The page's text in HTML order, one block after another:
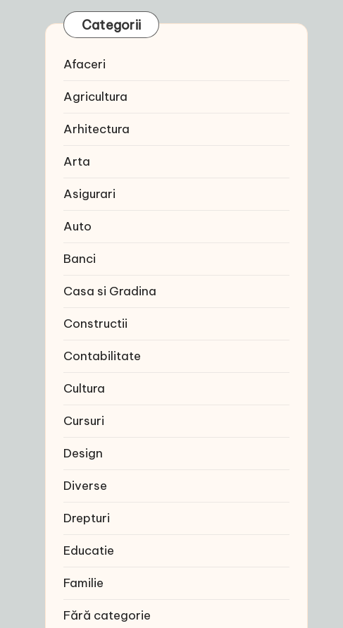
Categorii
Afaceri
Agricultura
Arhitectura
Arta
Asigurari
Auto
Banci
Casa si Gradina
Constructii
Contabilitate
Cultura
Cursuri
Design
Diverse
Drepturi
Educatie
Familie
Fără categorie